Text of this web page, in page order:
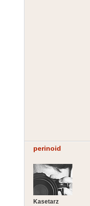
perinoid
Kasetarz